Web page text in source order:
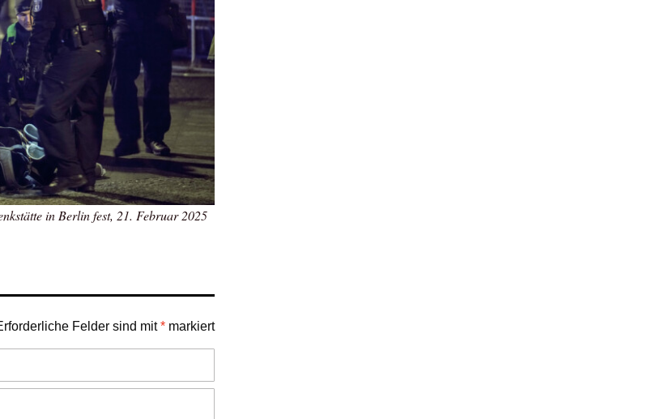
in Berlin fest, 21. Februar 2025
Felder sind mit* markiert